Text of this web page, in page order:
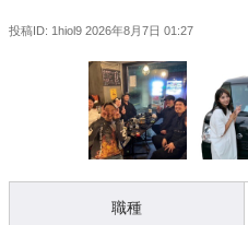
投稿ID: 1hiol9 2026年8月7日 01:27
職種